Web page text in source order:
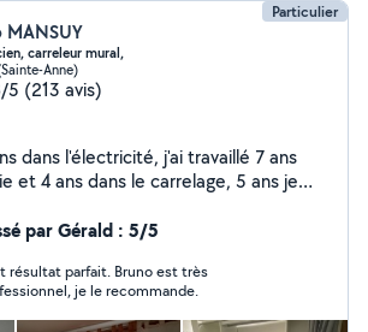
Particulier
MANSUY
carreleur mural,
Anne)
5 (213 avis)
dans l'électricité, j'ai travaillé 7 ans
et 4 ans dans le carrelage, 5 ans je
par Gérald : 5/5
parfait. Bruno est très
je le recommande.